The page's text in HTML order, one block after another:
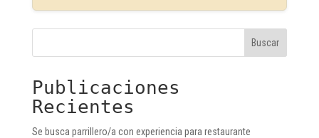
Buscar
Publicaciones
Recientes
Se busca parrillero/a con experiencia para restaurante